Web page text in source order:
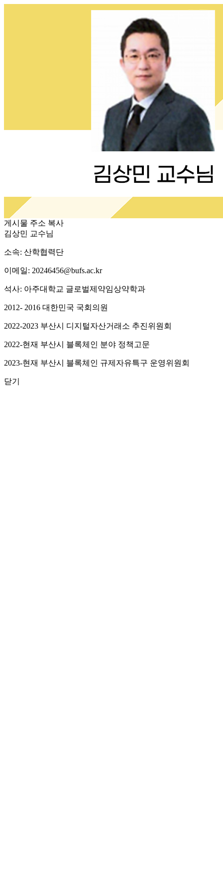
게시물 주소 복사
김상민 교수님
소속: 산학협력단
이메일: 20246456@bufs.ac.kr
석사: 아주대학교 글로벌제약임상약학과
2012- 2016 대한민국 국회의원
2022-2023 부산시 디지털자산거래소 추진위원회
2022-현재 부산시 블록체인 분야 정책고문
2023-현재 부산시 블록체인 규제자유특구 운영위원회
닫기